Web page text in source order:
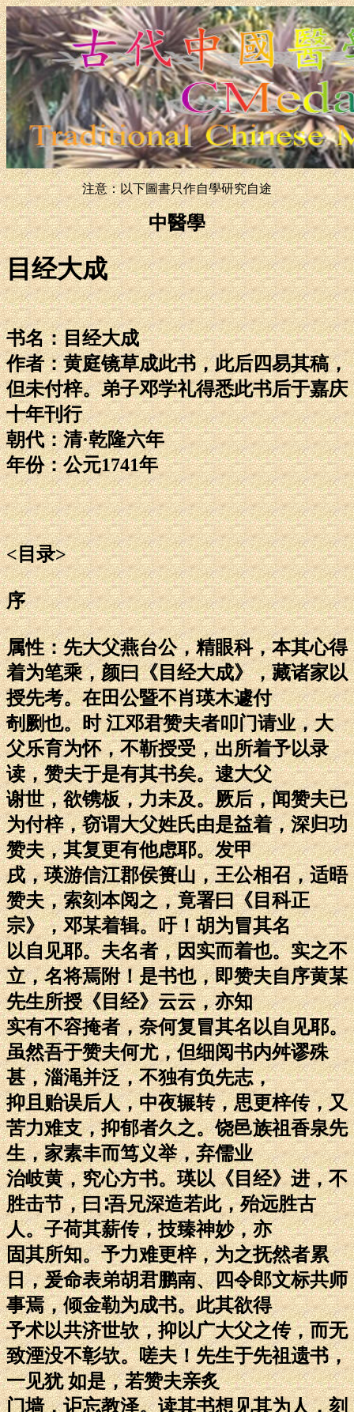
注意：以下圖書只作自學研究自途
中醫學
目经大成
书名：目经大成
作者：黄庭镜草成此书，此后四易其稿，
但未付梓。弟子邓学礼得悉此书后于嘉庆
十年刊行
朝代：清·乾隆六年
年份：公元1741年
<目录>
序
属性：先大父燕台公，精眼科，本其心得
着为笔乘，颜曰《目经大成》，藏诸家以
授先考。在田公暨不肖瑛木遽付
剞劂也。时 江邓君赞夫者叩门请业，大
父乐育为怀，不靳授受，出所着予以录
读，赞夫于是有其书矣。逮大父
谢世，欲镌板，力未及。厥后，闻赞夫已
为付梓，窃谓大父姓氏由是益着，深归功
赞夫，其复更有他虑耶。发甲
戌，瑛游信江郡侯篑山，王公相召，适晤
赞夫，索刻本阅之，竟署曰《目科正
宗》，邓某着辑。吁！胡为冒其名
以自见耶。夫名者，因实而着也。实之不
立，名将焉附！是书也，即赞夫自序黄某
先生所授《目经》云云，亦知
实有不容掩者，奈何复冒其名以自见耶。
虽然吾于赞夫何尤，但细阅书内舛谬殊
甚，淄渑并泛，不独有负先志，
抑且贻误后人，中夜辗转，思更梓传，又
苦力难支，抑郁者久之。饶邑族祖香泉先
生，家素丰而笃义举，弃儒业
治岐黄，究心方书。瑛以《目经》进，不
胜击节，曰∶吾兄深造若此，殆远胜古
人。子荷其薪传，技臻神妙，亦
固其所知。予力难更梓，为之抚然者累
日，爰命表弟胡君鹏南、四令郎文标共师
事焉，倾金勒为成书。此其欲得
予术以共济世欤，抑以广大父之传，而无
致湮没不彰欤。嗟夫！先生于先祖遗书，
一见犹 如是，若赞夫亲炙
门墙，讵忘教泽。读其书想见其为人，刻